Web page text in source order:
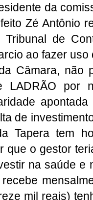
da
Zé Antônio
Tribunal de
ao fazer
Câmara, não
LADRÃO por
de
Tapera tem
que o gestor
na saúde e
mil reais)